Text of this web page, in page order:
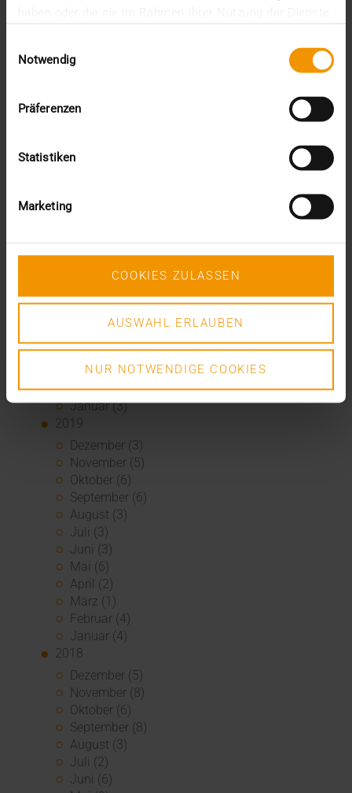
Notwendig
Präferenzen
Statistiken
Marketing
COOKIES ZULASSEN
AUSWAHL ERLAUBEN
NUR NOTWENDIGE COOKIES
September (1)
Mai (5)
Februar (1)
Dezember (4)
August (4)
Juli (3)
Juni (2)
April (4)
März (6)
Februar (6)
Januar (3)
2019
Dezember (3)
November (5)
Oktober (6)
September (6)
August (3)
Juli (3)
Juni (3)
Mai (6)
April (2)
März (1)
Februar (4)
Januar (4)
2018
Dezember (5)
November (8)
Oktober (6)
September (8)
August (3)
Juli (2)
Juni (6)